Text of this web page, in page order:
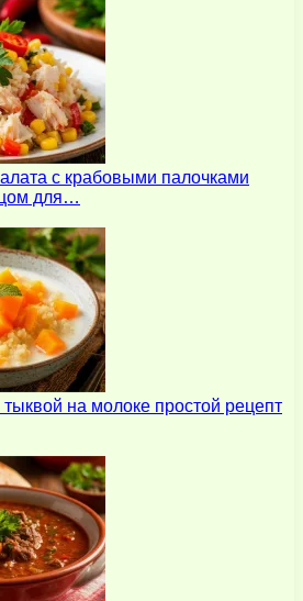
с крабовыми палочками
для…
на молоке простой рецепт